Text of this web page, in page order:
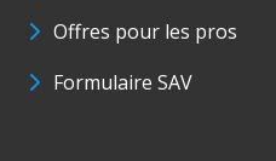
Offres pour les pros
Formulaire SAV